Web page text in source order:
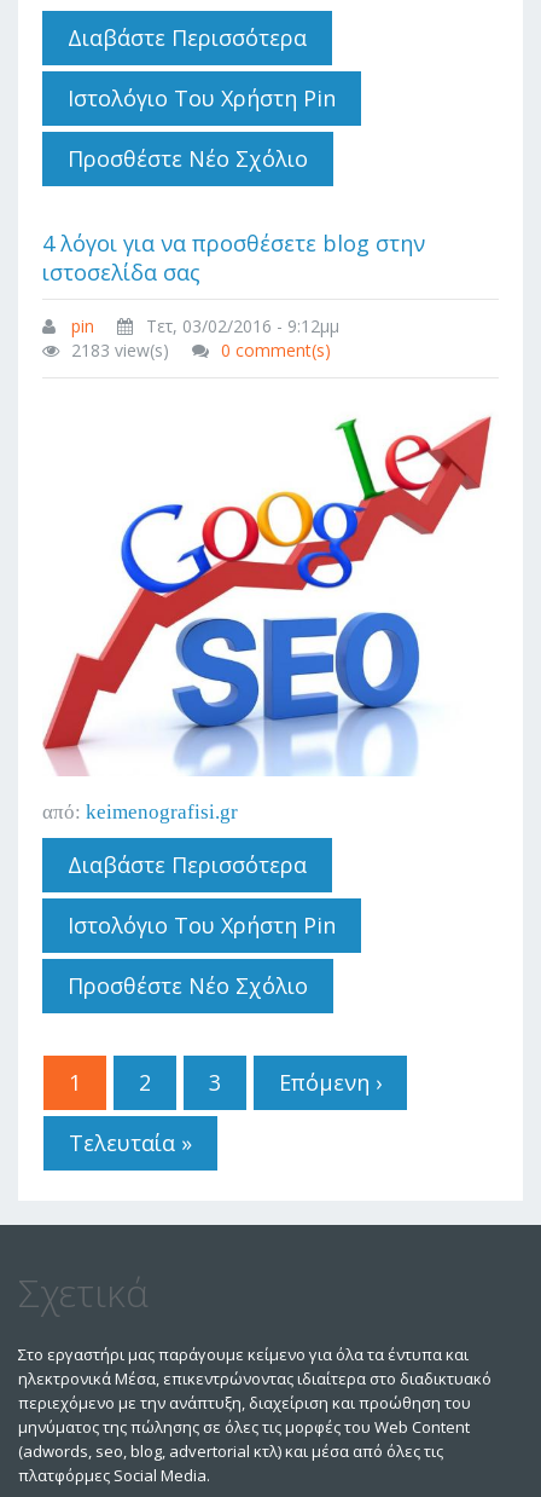
Διαβάστε Περισσότερα
Πετύχετε Στα
Social Media
Ιστολόγιο Του Χρήστη Pin
Προσθέστε Νέο Σχόλιο
4 λόγοι για να προσθέσετε blog στην
ιστοσελίδα σας
pin
Τετ, 03/02/2016 - 9:12μμ
2183 view(s)
0 comment(s)
από: keimenografisi.gr
Διαβάστε Περισσότερα
Προσθέσετε Blog
Στην Ιστοσελίδα
Ιστολόγιο Του Χρήστη Pin
Προσθέστε Νέο Σχόλιο
1 2 3 Επόμενη ›
Τελευταία »
Σχετικά
Στο εργαστήρι μας παράγουμε κείμενο για όλα τα έντυπα και
ηλεκτρονικά Μέσα, επικεντρώνοντας ιδιαίτερα στο διαδικτυακό
περιεχόμενο με την ανάπτυξη, διαχείριση και προώθηση του
μηνύματος της πώλησης σε όλες τις μορφές του Web Content
(adwords, seo, blog, advertorial κτλ) και μέσα από όλες τις
πλατφόρμες Social Media.